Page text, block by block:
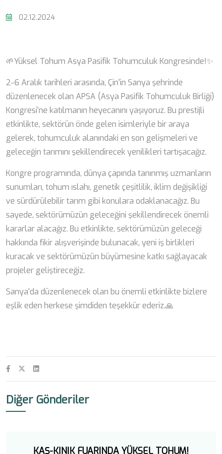
02.12.2024
🌱Yüksel Tohum Asya Pasifik Tohumculuk Kongresinde!✨
2-6 Aralık tarihleri arasında, Çin'in Sanya şehrinde
düzenlenecek olan APSA (Asya Pasifik Tohumculuk Birliği)
Kongresi'ne katılmanın heyecanını yaşıyoruz. Bu prestijli
etkinlikte, sektörün önde gelen isimleriyle bir araya
gelerek, tohumculuk alanındaki en son gelişmeleri ve
geleceğin tarımını şekillendirecek yenilikleri tartışacağız.
Kongre programında, dünya çapında tanınmış uzmanların
sunumları, tohum ıslahı, genetik çeşitlilik, iklim değişikliği
ve sürdürülebilir tarım gibi konulara odaklanacağız. Bu
sayede, sektörümüzün geleceğini şekillendirecek önemli
kararlar alacağız. Bu etkinlikte, sektörümüzün geleceği
hakkında fikir alışverişinde bulunacak, yeni iş birlikleri
kuracak ve sektörümüzün büyümesine katkı sağlayacak
projeler geliştireceğiz.
Sanya'da düzenlenecek olan bu önemli etkinlikte bizlere
eşlik eden herkese şimdiden teşekkür ederiz.🙏
Diğer Gönderiler
KAŞ-KINIK FUARINDA YÜKSEL TOHUM!